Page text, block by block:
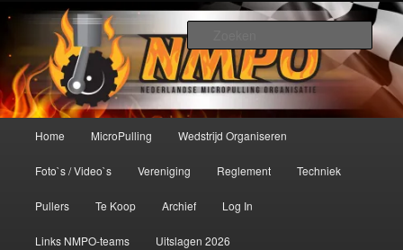
primaire
inhoudNederlandse MicroPulling
Organisatie
De meest krachtige modelbouwsport ter wereld!
Home MicroPulling Wedstrijd Organiseren
Foto`s / Video`s Vereniging Reglement Techniek
Pullers Te Koop Archief Log In
Links NMPO-teams Uitslagen 2026